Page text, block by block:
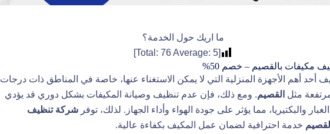
ما اريك حول الخدمة؟
[Total:
76Average: 5
]
مكيفات بالقصيم – خصم 50%
أحد أهم الأجهزة المنزلية التي لا يمكن الاستغناء عنها، خاصة في المناطق ذات درجات
مثل القصيم. ومع ذلك، فإن عدم تنظيف وصيانة المكيفات بشكل دوري قد يؤدي
والبكتيريا، مما يؤثر على جودة الهواء وأداء الجهاز. لذلك، توفر شركة تنظيف
خدمة احترافية لضمان عمل المكيف بكفاءة عالية.